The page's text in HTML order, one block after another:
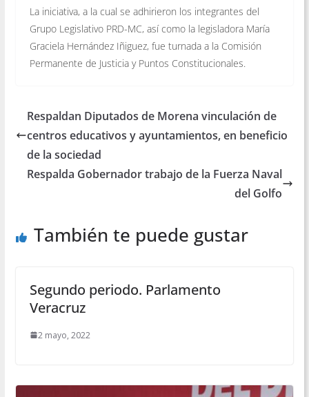
La iniciativa, a la cual se adhirieron los integrantes del
Grupo Legislativo PRD-MC, así como la legisladora María
Graciela Hernández Iñiguez, fue turnada a la Comisión
Permanente de Justicia y Puntos Constitucionales.
Respaldan Diputados de Morena vinculación de
centros educativos y ayuntamientos, en beneficio
de la sociedad
Respalda Gobernador trabajo de la Fuerza Naval
del Golfo
También te puede gustar
Segundo periodo. Parlamento
Veracruz
2 mayo, 2022